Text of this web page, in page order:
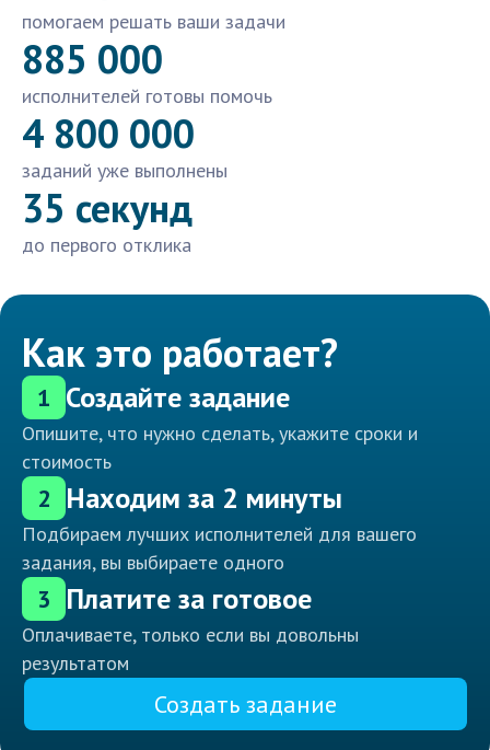
помогаем решать ваши задачи
885 000
исполнителей готовы помочь
4 800 000
заданий уже выполнены
35 секунд
до первого отклика
Как это работает?
1 Создайте задание
Опишите, что нужно сделать, укажите сроки и
стоимость
2 Находим за 2 минуты
Подбираем лучших исполнителей для вашего
задания, вы выбираете одного
3 Платите за готовое
Оплачиваете, только если вы довольны
результатом
Создать задание